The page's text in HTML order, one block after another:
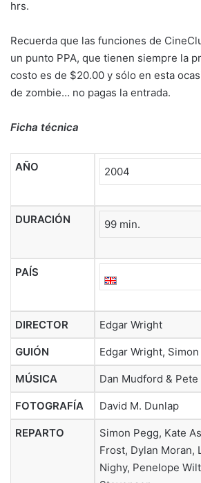
hrs.
Recuerda que las funciones de
un punto PPA, que tienen siempre la
costo es de $20.00 y sólo en esta
de zombie… no pagas la entrada.
Ficha técnica
AÑO 2004
DURACIÓN 99 min.
PAÍS
DIRECTOR Edgar Wright
GUIÓN Edgar Wright,
MÚSICA Dan Mudford & Pete
FOTOGRAFÍA David M. Dunlap
REPARTO
Simon Pegg, Kate
Frost, Dylan Moran,
Nighy, Penelope